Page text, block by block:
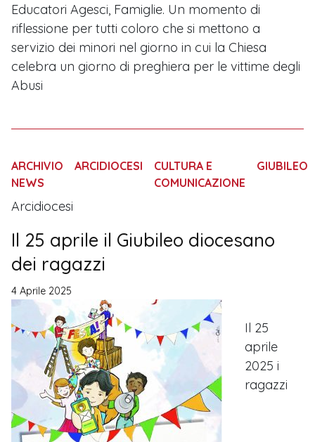
Educatori Agesci, Famiglie. Un momento di
riflessione per tutti coloro che si mettono a
servizio dei minori nel giorno in cui la Chiesa
celebra un giorno di preghiera per le vittime degli
Abusi
ARCHIVIO
NEWS
ARCIDIOCESI
CULTURA E
COMUNICAZIONE
GIUBILEO
Arcidiocesi
Il 25 aprile il Giubileo diocesano
dei ragazzi
4 Aprile 2025
Il 25
aprile
2025 i
ragazzi